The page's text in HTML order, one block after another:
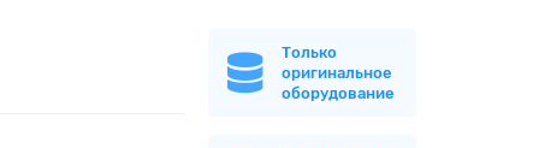
Только
оригинальное
оборудование